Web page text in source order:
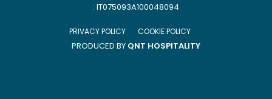
: IT075093A100048094
PRIVACY POLICY COOKIE POLICY
PRODUCED BY QNT HOSPITALITY